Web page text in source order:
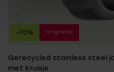
Gerecycled stainless steel
met kruisje
-70% 1+1 gratis